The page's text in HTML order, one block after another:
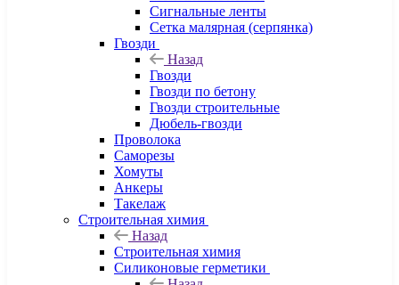
Сигнальные ленты
Сетка малярная (серпянка)
Гвозди
Назад
Гвозди
Гвозди по бетону
Гвозди строительные
Дюбель-гвозди
Проволока
Саморезы
Хомуты
Анкеры
Такелаж
Строительная химия
Назад
Строительная химия
Силиконовые герметики